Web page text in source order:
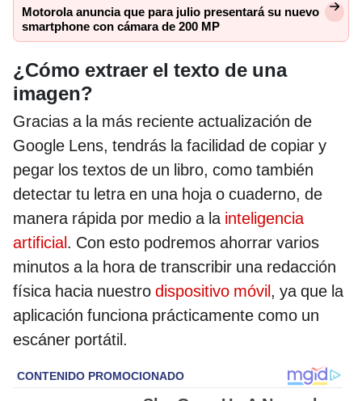
Motorola anuncia que para julio presentará su nuevo
smartphone con cámara de 200 MP
¿Cómo extraer el texto de una
imagen?
Gracias a la más reciente actualización de
Google Lens, tendrás la facilidad de copiar y
pegar los textos de un libro, como también
detectar tu letra en una hoja o cuaderno, de
manera rápida por medio a la inteligencia
artificial. Con esto podremos ahorrar varios
minutos a la hora de transcribir una redacción
física hacia nuestro dispositivo móvil, ya que la
aplicación funciona prácticamente como un
escáner portátil.